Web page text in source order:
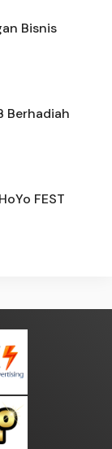
Bisnis
Berhadiah
FEST